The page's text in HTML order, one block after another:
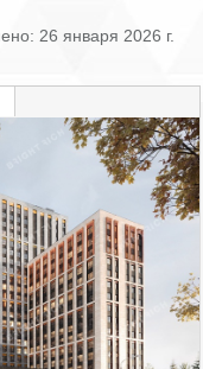
26 января 2026 г.